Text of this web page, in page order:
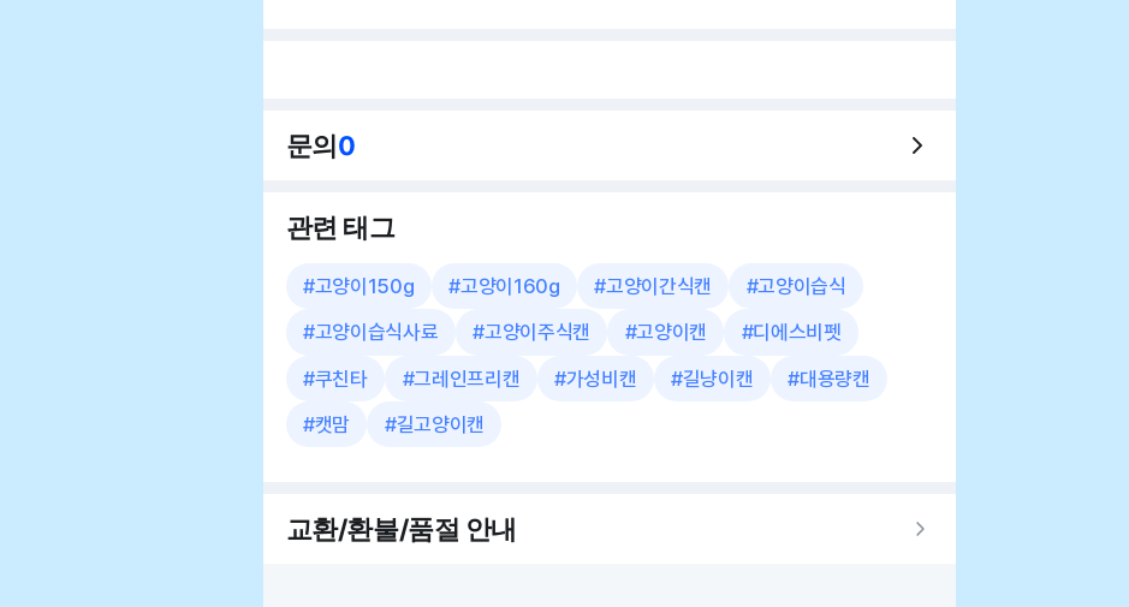
문의0
관련 태그
#고양이150g #고양이160g #고양이간식캔 #고양이습식
#고양이습식사료 #고양이주식캔 #고양이캔 #디에스비펫
#쿠친타 #그레인프리캔 #가성비캔 #길냥이캔 #대용량캔
#캣맘 #길고양이캔
교환/환불/품절 안내